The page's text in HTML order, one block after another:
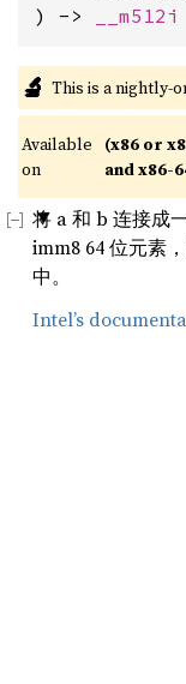
) ->
__m512i
🔬 This is a nightly-
Available
on
(x86 or
and x86-
将 a 和 b 连接成
imm8 64 位元素
中。
Intel’s